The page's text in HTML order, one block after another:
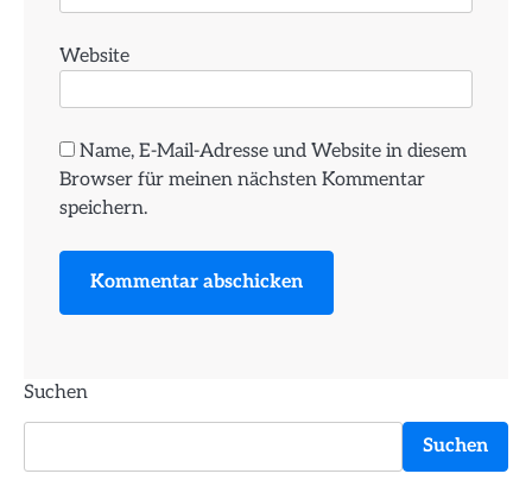
Website
Name, E-Mail-Adresse und Website in diesem
Browser für meinen nächsten Kommentar
speichern.
Suchen
Suchen